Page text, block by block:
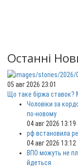
Останні
05 авг 2026 23:01
Що таке біржа ставок?
Чоловіки за
по-новому
04 авг 2026 13:19
рф встановила
04 авг 2026 13:12
ВПО можуть не
йдеться